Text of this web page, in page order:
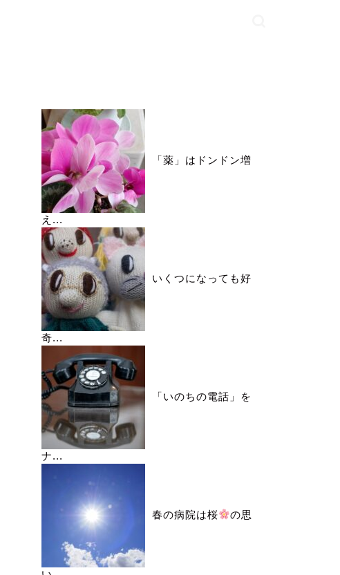
「薬」はドンドン増
え...
いくつになっても好
奇...
「いのちの電話」を
ナ...
春の病院は桜 の思